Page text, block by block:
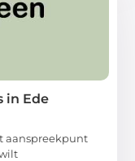
in Ede
aanspreekpunt